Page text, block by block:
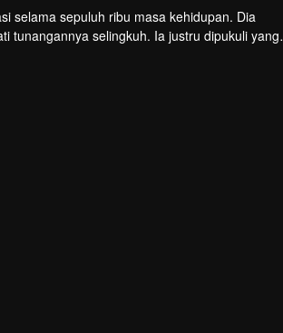
selama sepuluh ribu masa kehidupan. Dia
tunangannya selingkuh. Ia justru dipukuli yang
giat berlatih demi meningkatkan kekuatannya.